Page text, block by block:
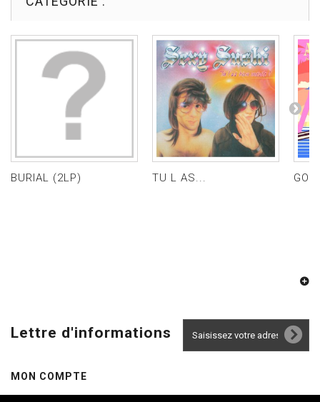
BURIAL (2LP) TU L AS...
Lettre d'informations
MON COMPTE